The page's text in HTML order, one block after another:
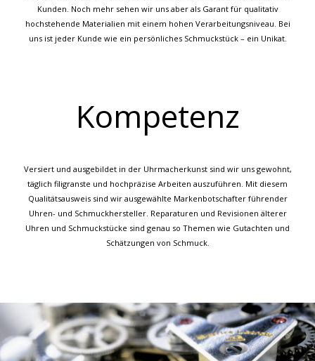
Kunden. Noch mehr sehen wir uns aber als Garant für qualitativ
hochstehende Materialien mit einem hohen Verarbeitungsniveau. Bei
uns ist jeder Kunde wie ein persönliches Schmuckstück – ein Unikat.
Kompetenz
Versiert und ausgebildet in der Uhrmacherkunst sind wir uns gewohnt,
täglich filigranste und hochpräzise Arbeiten auszuführen. Mit diesem
Qualitätsausweis sind wir ausgewählte Markenbotschafter führender
Uhren- und Schmuckhersteller. Reparaturen und Revisionen älterer
Uhren und Schmuckstücke sind genau so Themen wie Gutachten und
Schätzungen von Schmuck.